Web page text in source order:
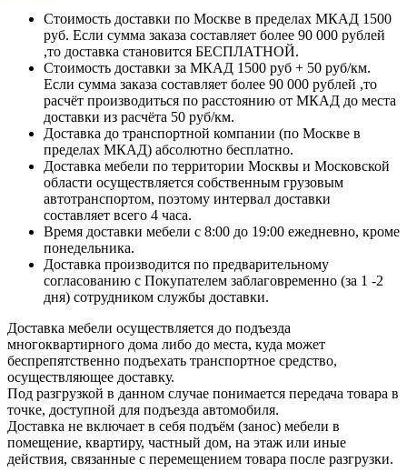
Стоимость доставки по Москве в пределах МКАД 1500
руб. Если сумма заказа составляет более 90 000 рублей
,то доставка становится БЕСПЛАТНОЙ.
Стоимость доставки за МКАД 1500 руб + 50 руб/км.
Если сумма заказа составляет более 90 000 рублей ,то
расчёт производиться по расстоянию от МКАД до места
доставки из расчёта 50 руб/км.
Доставка до транспортной компании (по Москве в
пределах МКАД) абсолютно бесплатно.
Доставка мебели по территории Москвы и Московской
области осуществляется собственным грузовым
автотранспортом, поэтому интервал доставки
составляет всего 4 часа.
Время доставки мебели с 8:00 до 19:00 ежедневно, кроме
понедельника.
Доставка производится по предварительному
согласованию с Покупателем заблаговременно (за 1 -2
дня) сотрудником службы доставки.
Доставка мебели осуществляется до подъезда
многоквартирного дома либо до места, куда может
беспрепятственно подъехать транспортное средство,
осуществляющее доставку.
Под разгрузкой в данном случае понимается передача товара в
точке, доступной для подъезда автомобиля.
Доставка не включает в себя подъём (занос) мебели в
помещение, квартиру, частный дом, на этаж или иные
действия, связанные с перемещением товара после разгрузки.